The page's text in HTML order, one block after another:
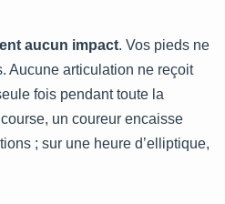
aucun impact. Vos pieds ne
Aucune articulation ne reçoit
fois pendant toute la
un coureur encaisse
; sur une heure d’elliptique,